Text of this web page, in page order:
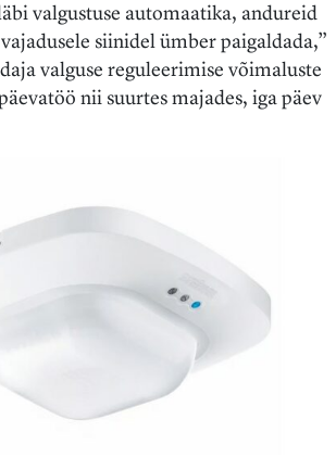
valgustuse automaatika, andureid
siinidel ümber paigaldada,”
valguse reguleerimise võimaluste
nii suurtes majades, iga päev